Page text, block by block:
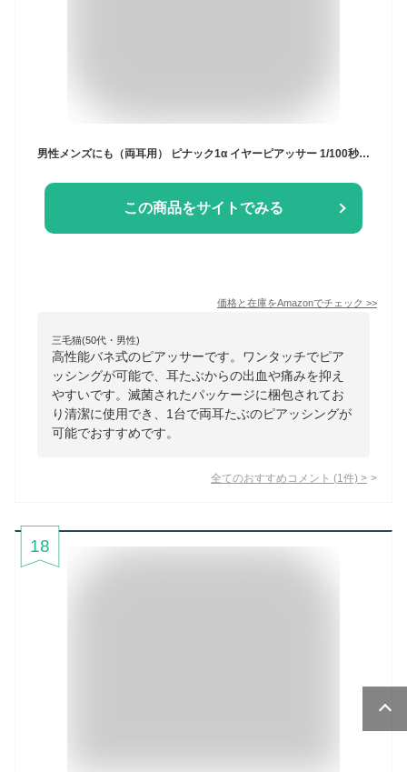
男性メンズにも（両耳用） ピナック1α イヤーピアッサー 1/100秒瞬間ピアッサー PINAC1α（ライトローズ(10月)）
この商品をサイトでみる
価格と在庫をAmazonでチェック >>
三毛猫(50代・男性)
高性能バネ式のピアッサーです。ワンタッチでピア
ッシングが可能で、耳たぶからの出血や痛みを抑え
やすいです。滅菌されたパッケージに梱包されてお
り清潔に使用でき、1台で両耳たぶのピアッシングが
可能でおすすめです。
全てのおすすめコメント (1 件) >
18